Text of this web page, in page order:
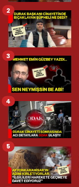
2
3
4
5